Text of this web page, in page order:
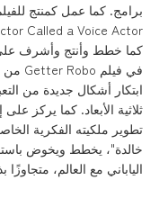
كما خطط وأنتج وأشرف
ابتكار أشكال جديدة من
ثلاثية الأبعاد. كما يركز
تطوير ملكيته الفكرية
خالدة"، يخطط ويخوض
الياباني مع العالم،